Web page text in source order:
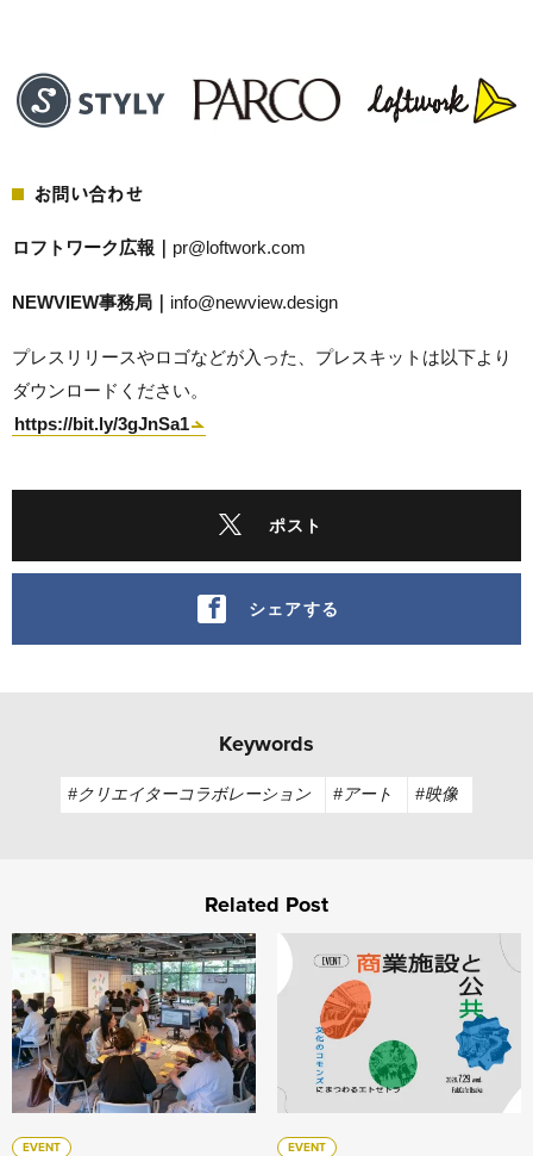
お問い合わせ
ロフトワーク広報｜ pr@loftwork.com
NEWVIEW事務局｜ info@newview.design
プレスリリースやロゴなどが入った、プレスキットは以下より
ダウンロードください。
https://bit.ly/3gJnSa1
ポスト
シェアする
Keywords
#クリエイターコラボレーション #アート #映像
Related Post
EVENT
Service Design Jam vol.4 他社のサービスを勝手に考える
EVENT
【アーカイブ配信】商業施